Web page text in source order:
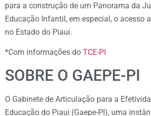
para a construção de um Panorama da
Educação Infantil, em especial, o acesso
no Estado do Piauí.
*Com informações do TCE-PI
SOBRE O GAEPE-PI
O Gabinete de Articulação para a
Educação do Piauí (Gaepe-PI), uma